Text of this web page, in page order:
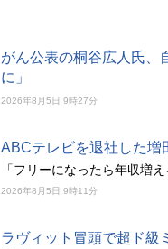
がん公表の桐谷広人氏、
に」
2026年8月5日 9時27分
ABCテレビを退社した増
「フリーになったら年収増
2026年8月5日 9時11分
ラヴィット冒頭で超ド